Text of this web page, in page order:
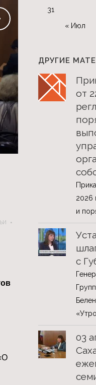
« Июл
31
ДРУГИЕ
от
2026
и
с
«Утро
03